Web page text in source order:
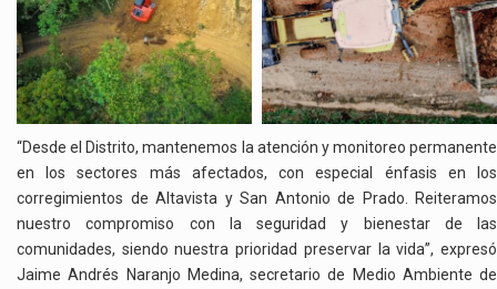
“Desde el Distrito, mantenemos la atención y monitoreo permanente
en los sectores más afectados, con especial énfasis en los
corregimientos de Altavista y San Antonio de Prado. Reiteramos
nuestro compromiso con la seguridad y bienestar de las
comunidades, siendo nuestra prioridad preservar la vida”, expresó
Jaime Andrés Naranjo Medina, secretario de Medio Ambiente de